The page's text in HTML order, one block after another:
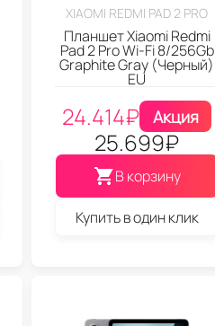
XIAOMI REDMI PAD 2 PRO
Планшет Xiaomi Redmi
Pad 2 Pro Wi-Fi 8/256Gb
Graphite Gray (Черный)
EU
24.414₽ Акция
25.699₽
В корзину
Купить в один клик